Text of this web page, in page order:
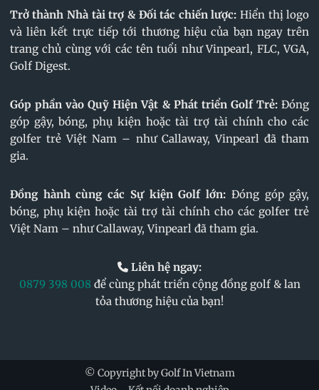
Trở thành Nhà tài trợ & Đối tác chiến lược: Hiển thị logo
và liên kết trực tiếp tới thương hiệu của bạn ngay trên
trang chủ cùng với các tên tuổi như Vinpearl, FLC, VGA,
Golf Digest.
Góp phần vào Quỹ Hiện Vật & Phát triển Golf Trẻ: Đóng
góp gậy, bóng, phụ kiện hoặc tài trợ tài chính cho các
golfer trẻ Việt Nam – như Callaway, Vinpearl đã tham
gia.
Đồng hành cùng các Sự kiện Golf lớn: Đóng góp gậy,
bóng, phụ kiện hoặc tài trợ tài chính cho các golfer trẻ
Việt Nam – như Callaway, Vinpearl đã tham gia.
Liên hệ ngay:
0879 398 008 để cùng phát triển cộng đồng golf & lan
tỏa thương hiệu của bạn!
© Copyright by Golf In Vietnam